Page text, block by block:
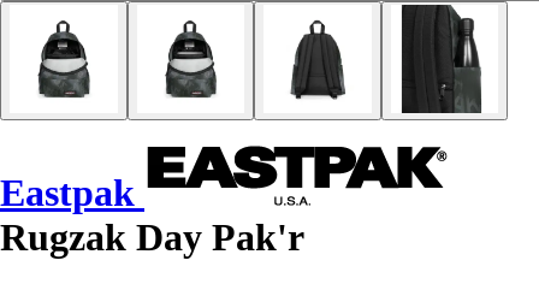
Eastpak
Rugzak Day Pak'r